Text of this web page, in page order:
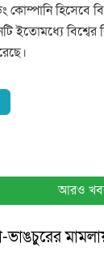
হিসেবে
ইতোমধ্যে
আরও